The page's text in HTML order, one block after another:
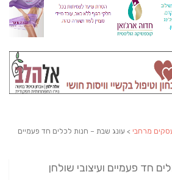
מרחבי > עונג שבת – חנות לכלים חד פעמיים
חד פעמיים ועיצובי שולחן